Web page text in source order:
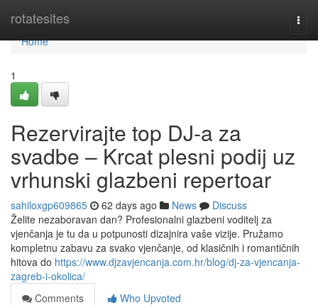
rotatesites
Home
Home
1
Rezervirajte top DJ-a za
svadbe – Krcat plesni podij uz
vrhunski glazbeni repertoar
sahiloxgp609865 62 days ago News
Discuss
Želite nezaboravan dan? Profesionalni glazbeni voditelj za
vjenčanja je tu da u potpunosti dizajnira vaše vizije. Pružamo
kompletnu zabavu za svako vjenčanje, od klasičnih i romantičnih
hitova do https://www.djzavjencanja.com.hr/blog/dj-za-vjencanja-
zagreb-i-okolica/
Comments
Who Upvoted